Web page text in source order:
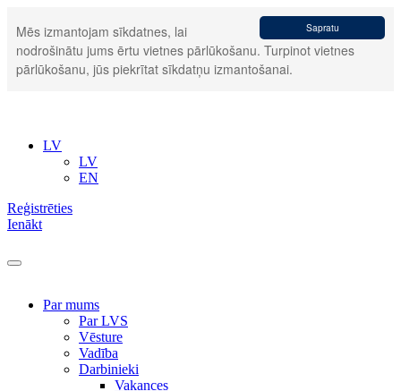
Sapratu
Mēs izmantojam sīkdatnes, lai
nodrošinātu jums ērtu vietnes pārlūkošanu. Turpinot vietnes
pārlūkošanu, jūs piekrītat sīkdatņu izmantošanai.
LV
LV
EN
Reģistrēties
Ienākt
Par mums
Par LVS
Vēsture
Vadība
Darbinieki
Vakances